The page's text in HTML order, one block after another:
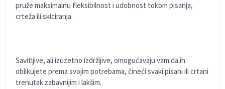
pruže maksimalnu fleksibilnost i udobnost tokom pisanja,
crteža ili skiciranja.
Savitljive, ali izuzetno izdržljive, omogućavaju vam da ih
oblikujete prema svojim potrebama, čineći svaki pisani ili crtani
trenutak zabavnijim i lakšim.